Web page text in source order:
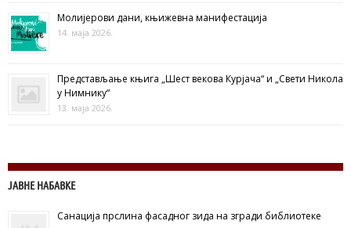
Молијерови дани, књижевна манифестација
14. маја 2026.
Представљање књига „Шест векова Курјача“ и „Свети Никола
у Нимнику“
13. маја 2026.
ЈАВНЕ НАБАВКЕ
Санација прслина фасадног зида на згради библиотеке